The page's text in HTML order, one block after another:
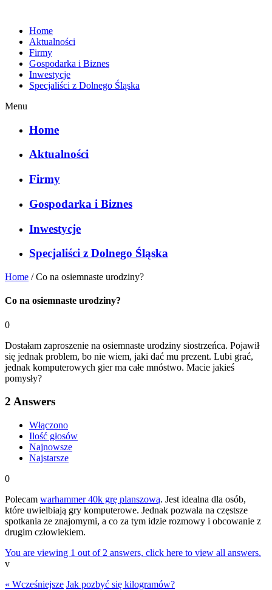
Home
Aktualności
Firmy
Gospodarka i Biznes
Inwestycje
Specjaliści z Dolnego Śląska
Menu
Home
Aktualności
Firmy
Gospodarka i Biznes
Inwestycje
Specjaliści z Dolnego Śląska
Home /Co na osiemnaste urodziny?
Co na osiemnaste urodziny?
0
Dostałam zaproszenie na osiemnaste urodziny siostrzeńca. Pojawił
się jednak problem, bo nie wiem, jaki dać mu prezent. Lubi grać,
jednak komputerowych gier ma całe mnóstwo. Macie jakieś
pomysły?
2 Answers
Włączono
Ilość głosów
Najnowsze
Najstarsze
0
Polecam warhammer 40k grę planszową. Jest idealna dla osób,
które uwielbiają gry komputerowe. Jednak pozwala na częstsze
spotkania ze znajomymi, a co za tym idzie rozmowy i obcowanie z
drugim człowiekiem.
You are viewing 1 out of 2 answers, click here to view all answers.
v
« Wcześniejsze Jak pozbyć się kilogramów?